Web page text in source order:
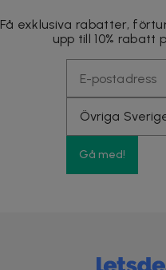
Få exklusiva rabatter,
upp till 10% rabatt
Gå med!